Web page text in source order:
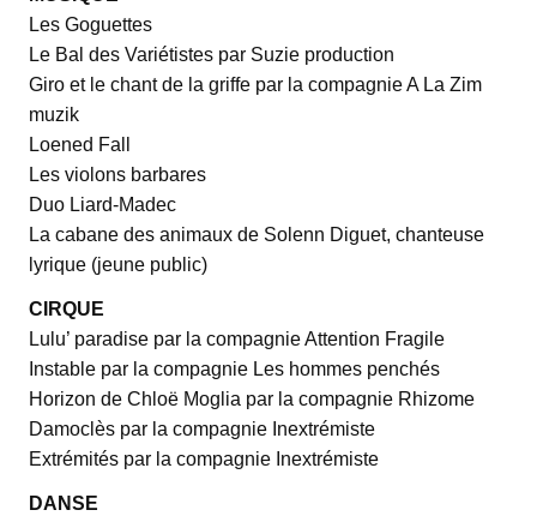
Les Goguettes
Le Bal des Variétistes par Suzie production
Giro et le chant de la griffe par la compagnie A La Zim
muzik
Loened Fall
Les violons barbares
Duo Liard-Madec
La cabane des animaux de Solenn Diguet, chanteuse
lyrique (jeune public)
CIRQUE
Lulu’ paradise par la compagnie Attention Fragile
Instable par la compagnie Les hommes penchés
Horizon de Chloë Moglia par la compagnie Rhizome
Damoclès par la compagnie Inextrémiste
Extrémités par la compagnie Inextrémiste
DANSE